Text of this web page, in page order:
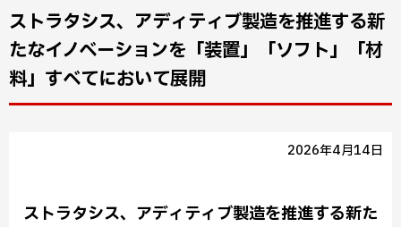
ストラタシス、アディティブ製造を推進する新
たなイノベーションを「装置」「ソフト」「材
料」すべてにおいて展開
2026年4月14日
ストラタシス、アディティブ製造を推進する新た